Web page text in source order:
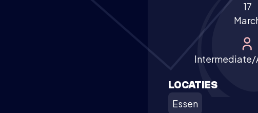
17
Intermediate/
LOCATIES
Essen